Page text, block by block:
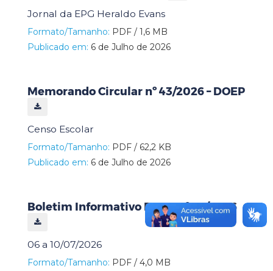
Jornal da EPG Heraldo Evans
Formato/Tamanho: PDF / 1,6 MB
Publicado em: 6 de Julho de 2026
Memorando Circular nº 43/2026 – DOEP
Censo Escolar
Formato/Tamanho: PDF / 62,2 KB
Publicado em: 6 de Julho de 2026
Boletim Informativo DOEP nº 24/2026
06 a 10/07/2026
Formato/Tamanho: PDF / 4,0 MB